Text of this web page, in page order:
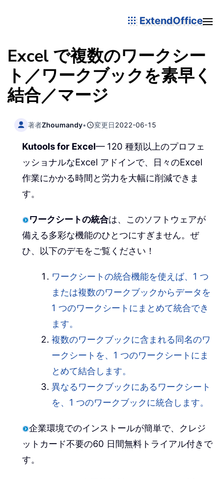
ExtendOffice
Excel で複数のワークシー
ト／ワークブックを素早く
結合／マージ
著者Zhoumandy• 変更日2022-06-15
Kutools for Excel— 120 種類以上のプロフェ
ッショナルなExcel アドインで、日々のExcel
作業にかかる時間と労力を大幅に削減できま
す。
ワークシートの統合は、このソフトウェアが
備える多彩な機能のひとつにすぎません。ぜ
ひ、以下のデモをご覧ください！
ワークシートの統合機能を使えば、1 つ
または複数のワークブックからデータを
1 つのワークシートにまとめて統合でき
ます。
複数のワークブックに含まれる同名のワ
ークシートを、1 つのワークシートにま
とめて結合します。
異なるワークブックにあるワークシート
を、1 つのワークブックに統合します。
企業環境でのインストールが簡単で、クレジ
ットカード不要の60 日間無料トライアル付きで
す。